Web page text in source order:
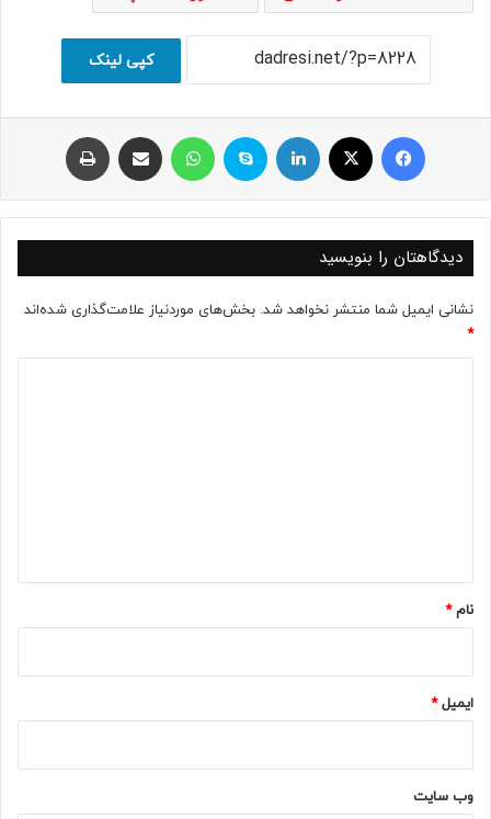
کپی لینک
فیسبوک ایکس لینکداین اسکایپ واتس آپ اشتراک با ایمیل
دیدگاهتان را بنویسید
نشانی ایمیل شما منتشر نخواهد شد. بخش‌های موردنیاز علامت‌گذاری شده‌اند
*
نام*
ایمیل*
وب‌ سایت